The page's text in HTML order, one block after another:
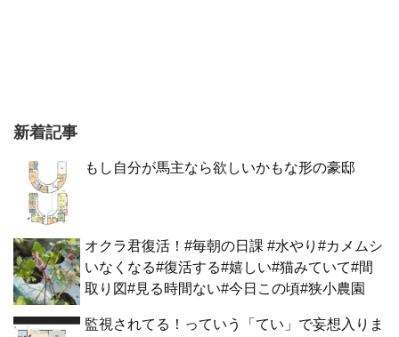
新着記事
もし自分が馬主なら欲しいかもな形の豪邸
オクラ君復活！#毎朝の日課 #水やり#カメムシ
いなくなる#復活する#嬉しい#猫みていて#間
取り図#見る時間ない#今日この頃#狭小農園
監視されてる！っていう「てい」で妄想入りま